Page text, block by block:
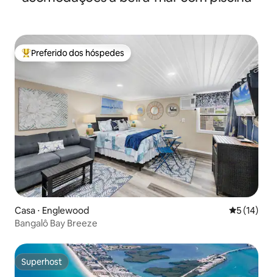
Entre os melhores preferidos dos hóspedes
Preferido dos hóspedes
Casa ⋅ Englewood 5 de uma
5 (14)
Bangalô Bay Breeze
Superhost
Superhost